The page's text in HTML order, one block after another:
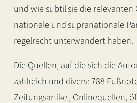
und wie subtil sie die relevanten
nationale und supranationale
regelrecht unterwandert haben.
Die Quellen, auf die sich die
zahlreich und divers: 788
Zeitungsartikel, Onlinequellen,